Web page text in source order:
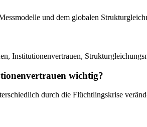
und dem globalen
Institutionenvertrauen,
wichtig?
durch die Flüchtlingskrise